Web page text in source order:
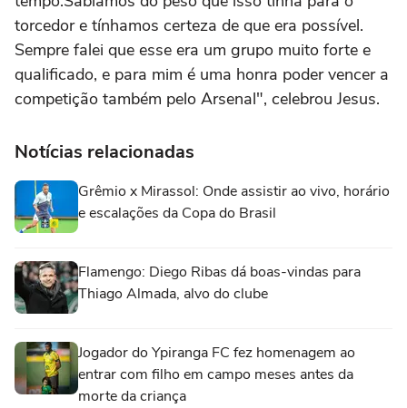
torcedor e tínhamos certeza de que era possível.
Sempre falei que esse era um grupo muito forte e
qualificado, e para mim é uma honra poder vencer a
competição também pelo Arsenal", celebrou Jesus.
Notícias relacionadas
Grêmio x Mirassol: Onde assistir ao vivo, horário
e escalações da Copa do Brasil
Flamengo: Diego Ribas dá boas-vindas para
Thiago Almada, alvo do clube
Jogador do Ypiranga FC fez homenagem ao
entrar com filho em campo meses antes da
morte da criança